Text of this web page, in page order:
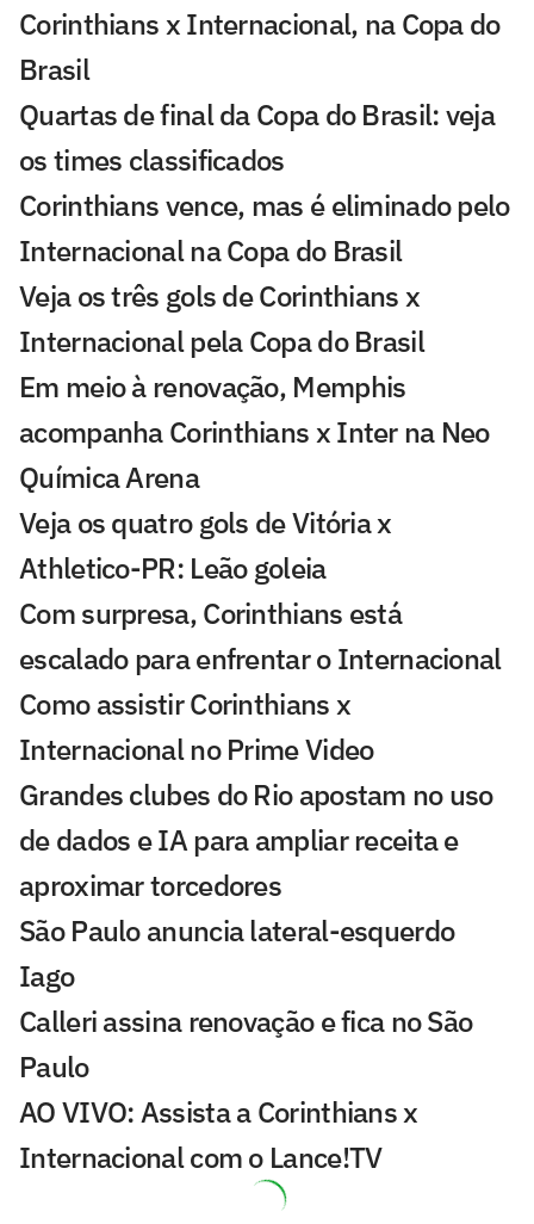
Corinthians x Internacional, na Copa do
Brasil
Quartas de final da Copa do Brasil: veja
os times classificados
Corinthians vence, mas é eliminado pelo
Internacional na Copa do Brasil
Veja os três gols de Corinthians x
Internacional pela Copa do Brasil
Em meio à renovação, Memphis
acompanha Corinthians x Inter na Neo
Química Arena
Veja os quatro gols de Vitória x
Athletico-PR: Leão goleia
Com surpresa, Corinthians está
escalado para enfrentar o Internacional
Como assistir Corinthians x
Internacional no Prime Video
Grandes clubes do Rio apostam no uso
de dados e IA para ampliar receita e
aproximar torcedores
São Paulo anuncia lateral-esquerdo
Iago
Calleri assina renovação e fica no São
Paulo
AO VIVO: Assista a Corinthians x
Internacional com o Lance!TV
Morre Geraldão, ex-atacante bicampeão